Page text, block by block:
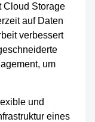
Cloud Storage
auf Daten
verbessert
um
und
eines